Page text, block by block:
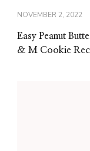
NOVEMBER 2, 2022
Easy Peanut
& M Cookie